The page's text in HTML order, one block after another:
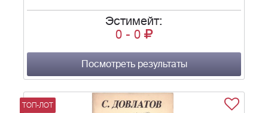
Эстимейт:
0 - 0
Посмотреть результаты
ТОП-ЛОТ